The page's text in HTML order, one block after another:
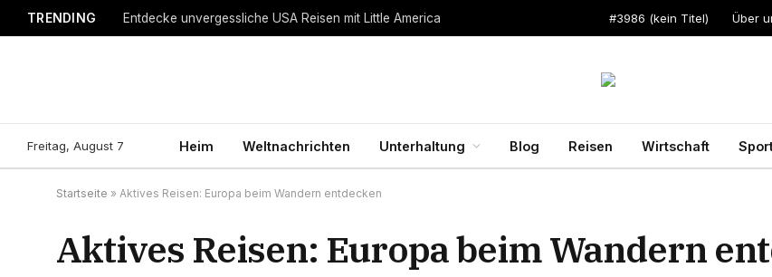
TRENDING Entdecke unvergessliche USA Reisen mit Little America #3986 (kein Titel) Über
Freitag, August 7 Heim Weltnachrichten Unterhaltung Blog Reisen Wirtschaft
Startseite » Aktives Reisen: Europa beim Wandern entdecken
Aktives Reisen: Europa beim Wandern